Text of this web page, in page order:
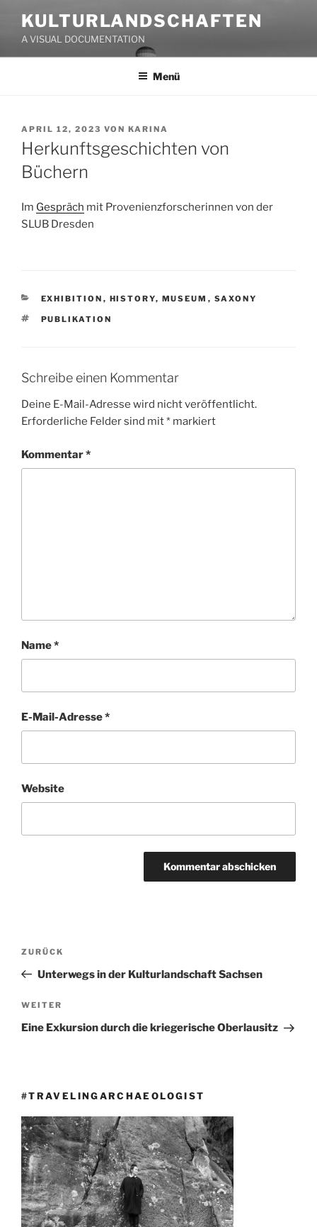
Inhalt
springen
KULTURLANDSCHAFTEN
A VISUAL DOCUMENTATION
Menü
VERÖFFENTLICHT
AM
APRIL 12, 2023 VON KARINA
Herkunftsgeschichten von
Büchern
Im Gespräch mit Provenienzforscherinnen von der
SLUB Dresden
KATEGORIEN
EXHIBITION , HISTORY, MUSEUM , SAXONY
SCHLAGWÖRTER
PUBLIKATION
Schreibe einen Kommentar
Deine E-Mail-Adresse wird nicht veröffentlicht.
Erforderliche Felder sind mit* markiert
Kommentar*
Name*
E-Mail-Adresse*
Website
Beitragsnavigation
Vorheriger
Beitrag
ZURÜCK
Unterwegs in der Kulturlandschaft Sachsen
Nächster
Beitrag
WEITER
Eine Exkursion durch die kriegerische Oberlausitz
#TRAVELINGARCHAEOLOGIST